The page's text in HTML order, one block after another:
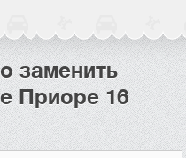
заменить
Приоре 16